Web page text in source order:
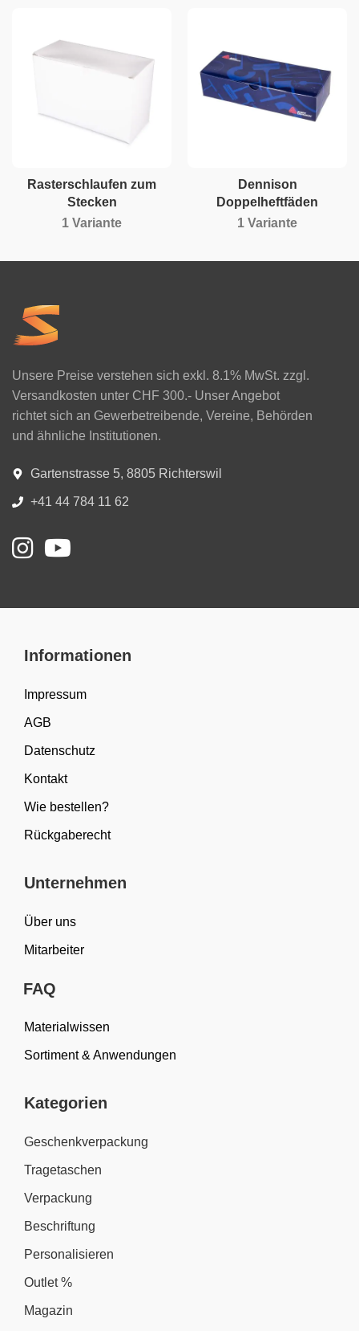
Rasterschlaufen zum
Stecken
1 Variante
Dennison
Doppelheftfäden
1 Variante
Unsere Preise verstehen sich exkl. 8.1% MwSt. zzgl.
Versandkosten unter CHF 300.- Unser Angebot
richtet sich an Gewerbetreibende, Vereine, Behörden
und ähnliche Institutionen.
Gartenstrasse 5, 8805 Richterswil
+41 44 784 11 62
Informationen
Impressum
AGB
Datenschutz
Kontakt
Wie bestellen?
Rückgaberecht
Unternehmen
Über uns
Mitarbeiter
FAQ
Materialwissen
Sortiment & Anwendungen
Kategorien
Geschenkverpackung
Tragetaschen
Verpackung
Beschriftung
Personalisieren
Outlet %
Magazin